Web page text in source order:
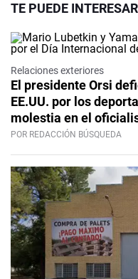
TE PUEDE INTERESAR
Relaciones exteriores
El presidente Orsi
EE.UU. por los
molestia en el
POR REDACCIÓN BÚSQUEDA